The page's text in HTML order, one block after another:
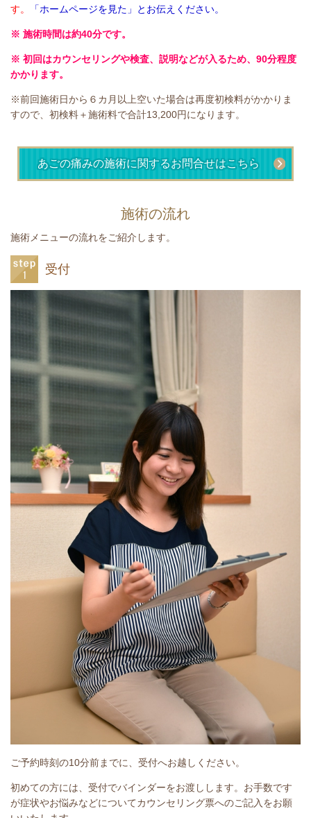
す。
「ホームページを見た」とお伝えください。
※ 施術時間は約40分です。
※ 初回はカウンセリングや検査、説明などが入るため、90分程度
かかります。
※前回施術日から６カ月以上空いた場合は再度初検料がかかりま
すので、初検料＋施術料で合計13,200円になります。
あごの痛みの施術に関するお問合せはこちら
施術の流れ
施術メニューの流れをご紹介します。
受付
ご予約時刻の10分前までに、受付へお越しください。
初めての方には、受付でバインダーをお渡しします。お手数です
が症状やお悩みなどについてカウンセリング票へのご記入をお願